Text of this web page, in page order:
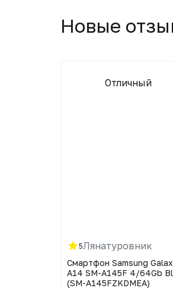
Новые
Отличный
5Лянатуровник
Смартфон Samsung
A14 SM-A145F 4/64Gb
(SM-A145FZKDMEA)